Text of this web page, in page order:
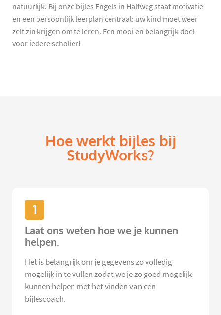
natuurlijk. Bij onze bijles Engels in Halfweg staat motivatie
en een persoonlijk leerplan centraal: uw kind moet weer
zelf zin krijgen om te leren. Een mooi en belangrijk doel
voor iedere scholier!
Hoe werkt bijles bij
StudyWorks?
1
Laat ons weten hoe we je kunnen
helpen.
Het is belangrijk om je gegevens zo volledig
mogelijk in te vullen zodat we je zo goed mogelijk
kunnen helpen met het vinden van een
bijlescoach.